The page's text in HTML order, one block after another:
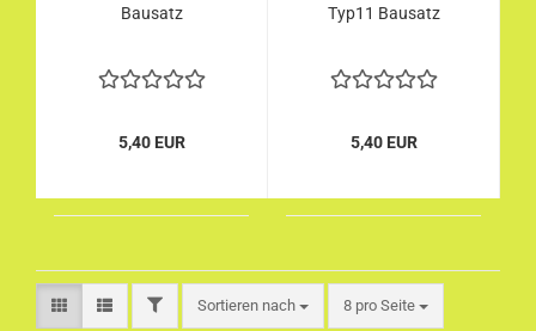
Bausatz
5,40 EUR
Typ11 Bausatz
5,40 EUR
FILTERSortieren nach
Sortieren nach 8 pro Seite
pro Seite